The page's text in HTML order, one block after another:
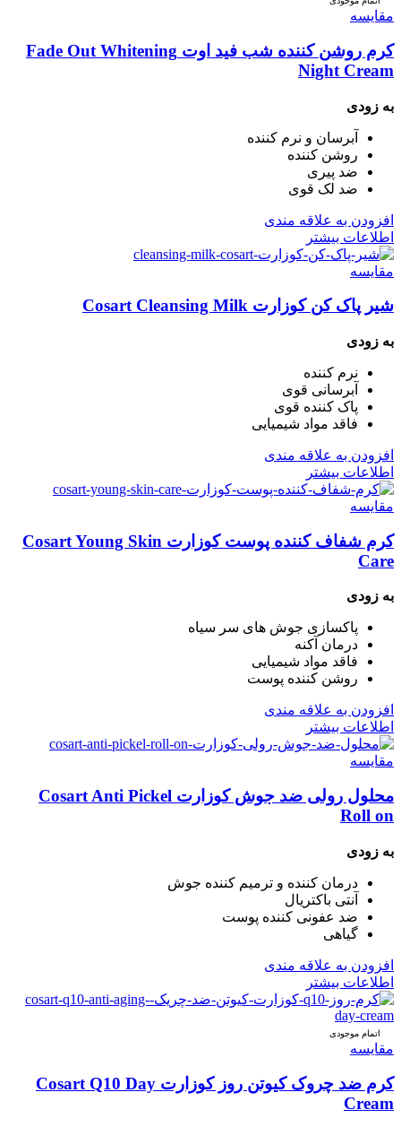
مقایسه
کرم روشن کننده شب فید اوت Fade Out Whitening
Night Cream
به زودی
آبرسان و نرم کننده
روشن کننده
ضد پیری
ضد لک قوی
افزودن به علاقه مندی
اطلاعات بیشتر
مقایسه
شیر پاک کن کوزارت Cosart Cleansing Milk
به زودی
نرم کننده
آبرسانی قوی
پاک کننده قوی
فاقد مواد شیمیایی
افزودن به علاقه مندی
اطلاعات بیشتر
مقایسه
کرم شفاف کننده پوست کوزارت Cosart Young Skin
Care
به زودی
پاکسازی جوش های سر سیاه
درمان آکنه
فاقد مواد شیمیایی
روشن کننده پوست
افزودن به علاقه مندی
اطلاعات بیشتر
مقایسه
محلول رولی ضد جوش کوزارت Cosart Anti Pickel
Roll on
به زودی
درمان کننده و ترمیم کننده جوش
آنتی باکتریال
ضد عفونی کننده پوست
گیاهی
افزودن به علاقه مندی
اطلاعات بیشتر
اتمام موجودی
مقایسه
کرم ضد چروک کیوتن روز کوزارت Cosart Q10 Day
Cream